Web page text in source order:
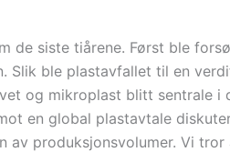
siste tiårene. Først ble
ble plastavfallet til en
og mikroplast blitt sentrale i
en global plastavtale
produksjonsvolumer. Vi